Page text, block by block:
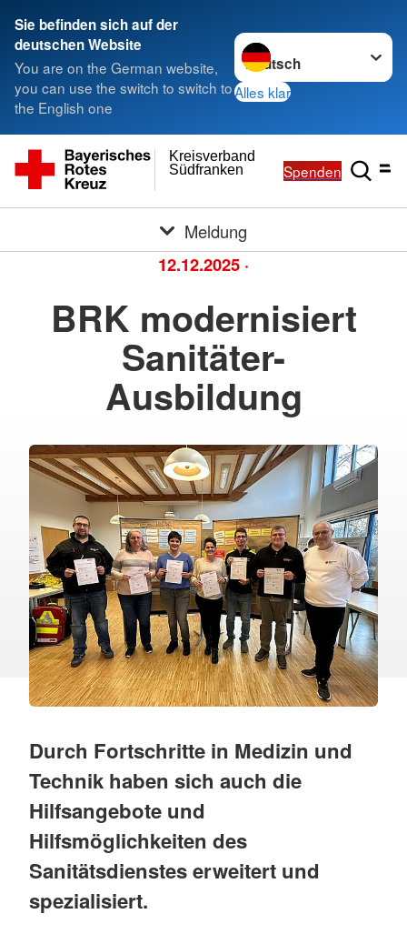
Sie befinden sich auf der
deutschen Website
You are on the German website,
you can use the switch to switch to
the English one
Sprache wechseln zu
Alles klar
Südfranken
Kreisverband
Spenden
Meldung
12.12.2025 ·
BRK modernisiert
Sanitäter-
Ausbildung
Durch Fortschritte in Medizin und
Technik haben sich auch die
Hilfsangebote und
Hilfsmöglichkeiten des
Sanitätsdienstes erweitert und
spezialisiert.